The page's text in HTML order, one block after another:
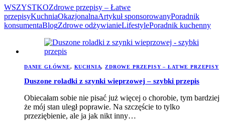
WSZYSTKOZdrowe przepisy – Łatwe
przepisyKuchniaOkazjonalnaArtykuł sponsorowanyPoradnik
konsumentaBlogZdrowe odżywianieLifestylePoradnik kuchenny
DANIE GŁÓWNE, KUCHNIA,ZDROWE PRZEPISY – ŁATWE PRZEPISY
Duszone roladki z szynki wieprzowej – szybki przepis
Obiecałam sobie nie pisać już więcej o chorobie, tym bardziej
że mój stan uległ poprawie. Na szczęście to tylko
przeziębienie, ale ja jak nikt inny…